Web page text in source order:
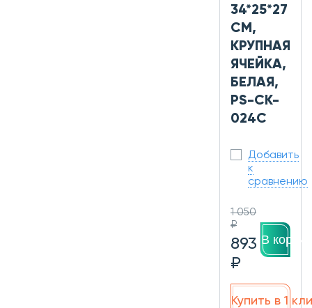
34*25*27
СМ,
КРУПНАЯ
ЯЧЕЙКА,
БЕЛАЯ,
PS-CK-
024C
Добавить
к
сравнению
1 050
₽
893
₽
В
Купить в 1